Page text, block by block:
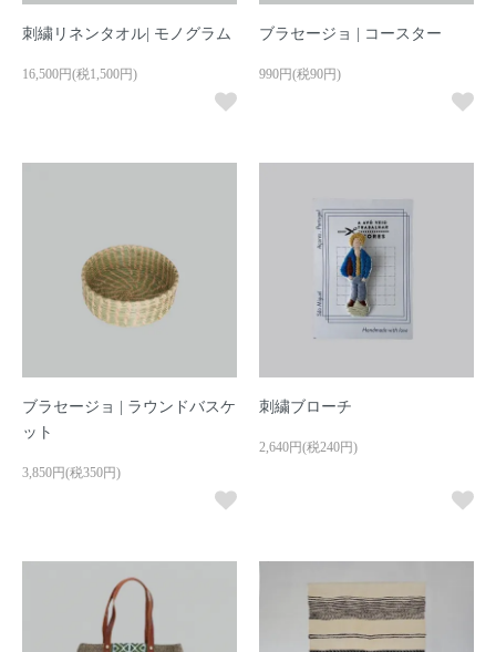
刺繍リネンタオル| モノグラム
16,500円(税1,500円)
ブラセージョ | コースター
990円(税90円)
ブラセージョ | ラウンドバスケ
ット
3,850円(税350円)
刺繍ブローチ
2,640円(税240円)